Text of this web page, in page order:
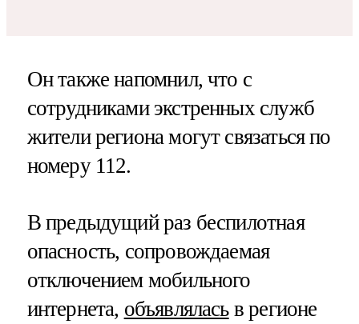
Он также напомнил, что с
сотрудниками экстренных служб
жители региона могут связаться по
номеру 112.
В предыдущий раз беспилотная
опасность, сопровождаемая
отключением мобильного
интернета, объявляласьв регионе